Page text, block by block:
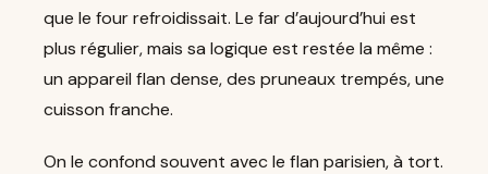
que le four refroidissait. Le far d’aujourd’hui est
plus régulier, mais sa logique est restée la même :
un appareil flan dense, des pruneaux trempés, une
cuisson franche.
On le confond souvent avec le flan parisien, à tort.